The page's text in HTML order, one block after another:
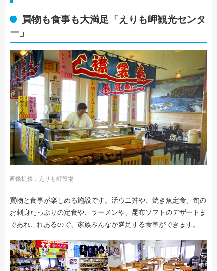
買物も食事も大満足「えりも岬観光センタ
ー」
画像提供：えりも町役場
買物と食事が楽しめる施設です。活ウニ丼や、焼き魚定食、旬の
お刺身たっぷりの定食や、ラーメンや、昆布ソフトのデザートま
であれこれあるので、家族みんなが満足する食事ができます。